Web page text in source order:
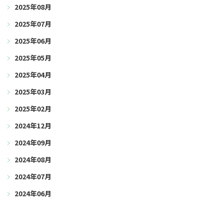
2025年08月
2025年07月
2025年06月
2025年05月
2025年04月
2025年03月
2025年02月
2024年12月
2024年09月
2024年08月
2024年07月
2024年06月